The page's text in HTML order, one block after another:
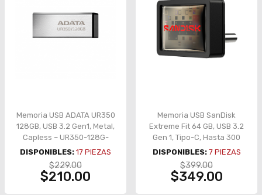
Memoria USB ADATA UR350
128GB, USB 3.2 Gen1, Metal,
Capless – UR350-128G-
RSR/BK
DISPONIBLES: 17 PIEZAS
$229.00
$210.00
Memoria USB SanDisk
Extreme Fit 64 GB, USB 3.2
Gen 1, Tipo-C, Hasta 300
MB/s – SDCZ530-064G-G46
DISPONIBLES: 7PIEZAS
$399.00
$349.00